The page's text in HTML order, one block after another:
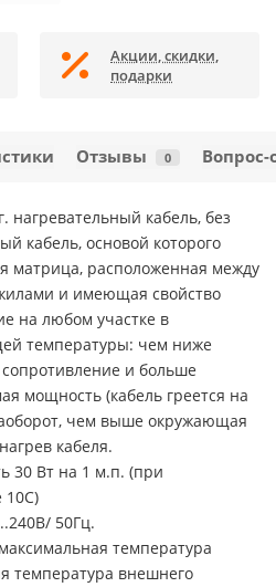
Акции, скидки,
подарки
Отзывы 0 Вопрос-
нагревательный кабель, без
кабель, основой которого
матрица, расположенная между
и имеющая свойство
на любом участке в
температуры: чем ниже
и больше
мощность (кабель греется на
чем выше окружающая
кабеля.
30 Вт на 1 м.п. (при
10С)
50Гц.
температура
температура внешнего